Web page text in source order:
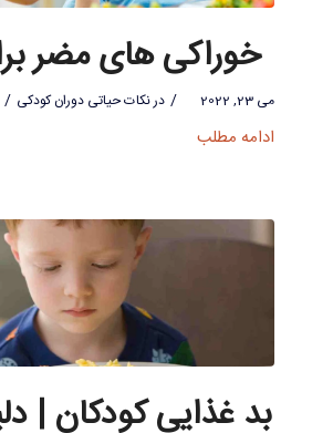
خوراکی های مضر
می 23, 2022 / درنکات حیاتی دوران کودکی /
ادامه مطلب
بد غذایی کودکان |